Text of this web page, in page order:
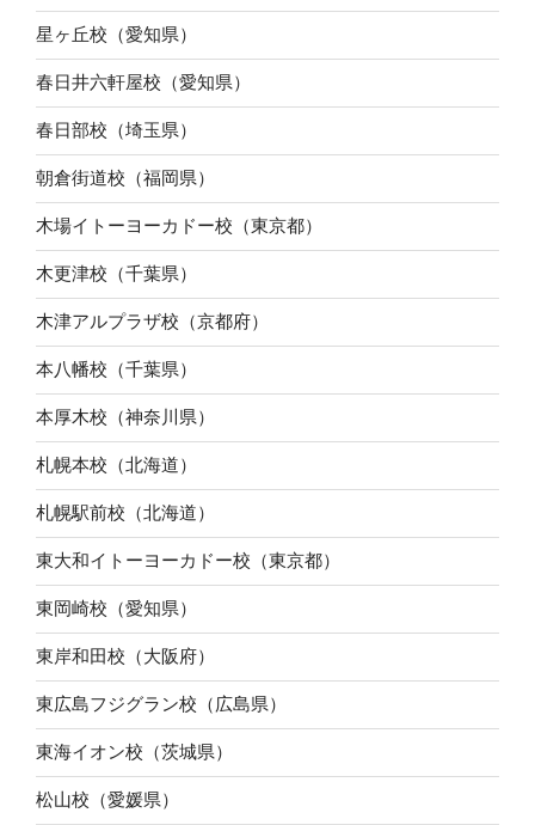
星ヶ丘校（愛知県）
春日井六軒屋校（愛知県）
春日部校（埼玉県）
朝倉街道校（福岡県）
木場イトーヨーカドー校（東京都）
木更津校（千葉県）
木津アルプラザ校（京都府）
本八幡校（千葉県）
本厚木校（神奈川県）
札幌本校（北海道）
札幌駅前校（北海道）
東大和イトーヨーカドー校（東京都）
東岡崎校（愛知県）
東岸和田校（大阪府）
東広島フジグラン校（広島県）
東海イオン校（茨城県）
松山校（愛媛県）